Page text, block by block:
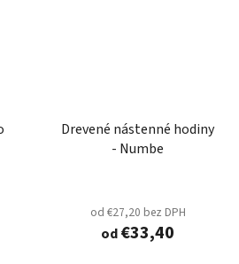
Drevené nástenné hodiny
- Numbe
od €27,20 bez DPH
od€33,40